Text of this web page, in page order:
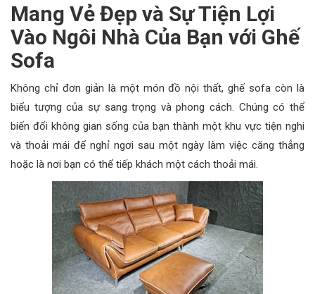
Mang Vẻ Đẹp và Sự Tiện Lợi
Vào Ngôi Nhà Của Bạn với Ghế
Sofa
Không chỉ đơn giản là một món đồ nội thất, ghế sofa còn là
biểu tượng của sự sang trọng và phong cách. Chúng có thể
biến đổi không gian sống của bạn thành một khu vực tiện nghi
và thoải mái để nghỉ ngơi sau một ngày làm việc căng thẳng
hoặc là nơi bạn có thể tiếp khách một cách thoải mái.